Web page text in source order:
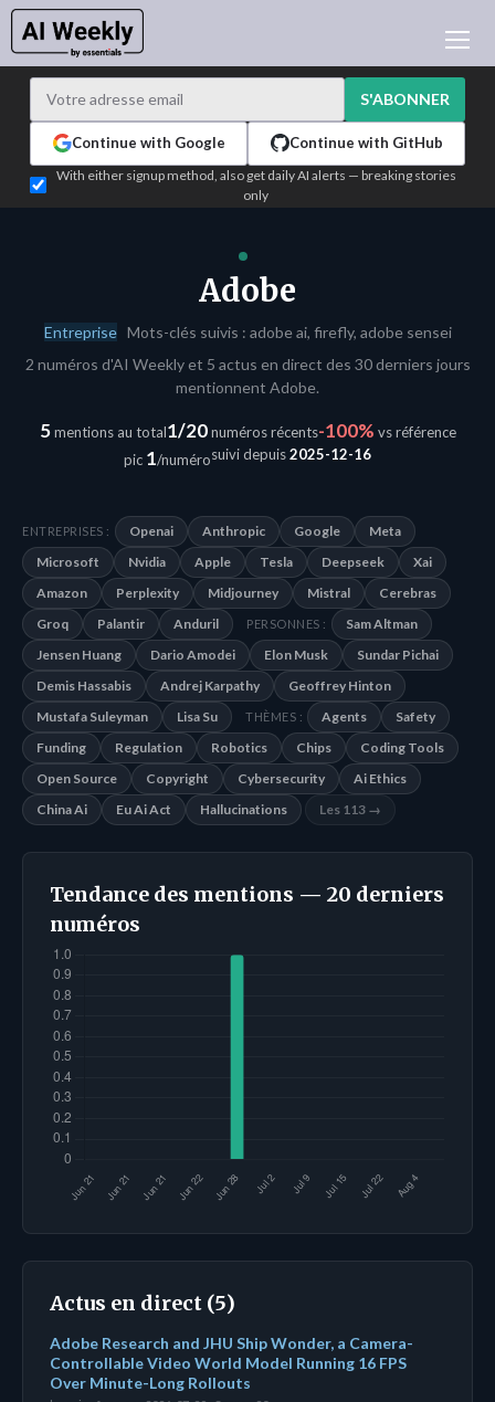
APPRENDRE L'IA
L'ACTU IA DU JOUR
TEST EDITION BUILDER
CONNEXION
S'ABONNER
Continue with Google Continue with GitHub
With either signup method, also get daily AI alerts — breaking stories
only
Adobe
EntrepriseMots-clés suivis : adobe ai, firefly, adobe sensei
2 numéros d'AI Weekly et 5 actus en direct des 30 derniers jours
mentionnent Adobe.
5mentions au total1/20numéros récents-100% vs référence
pic 1/numérosuivi depuis2025-12-16
ENTREPRISES : Openai Anthropic Google
Meta
Microsoft
Nvidia Apple Tesla Deepseek
Xai
Amazon
Perplexity Midjourney Mistral
Cerebras
Groq
Palantir Anduril PERSONNES :
Sam Altman
Jensen Huang
Dario Amodei Elon Musk
Sundar Pichai
Demis Hassabis
Andrej Karpathy
Geoffrey Hinton
Mustafa Suleyman
Lisa Su THÈMES : Agents
Safety
Funding
Regulation Robotics Chips
Coding Tools
Open Source
Copyright Cybersecurity
Ai Ethics
China Ai
Eu Ai Act Hallucinations Les 113 →
Tendance des mentions — 20 derniers
numéros
Actus en direct (5)
Adobe Research and JHU Ship Wonder, a Camera-
Controllable Video World Model Running 16 FPS
Over Minute-Long Rollouts